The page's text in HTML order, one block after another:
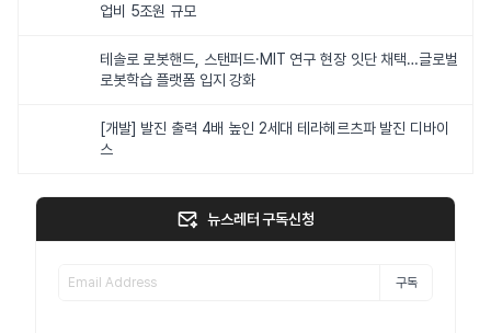
업비 5조원 규모
테솔로 로봇핸드, 스탠퍼드·MIT 연구 현장 잇단 채택…글로벌
로봇학습 플랫폼 입지 강화
[개발] 발진 출력 4배 높인 2세대 테라헤르츠파 발진 디바이
스
뉴스레터 구독신청
구독